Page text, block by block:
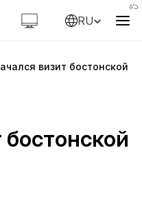
RU
визит бостонской